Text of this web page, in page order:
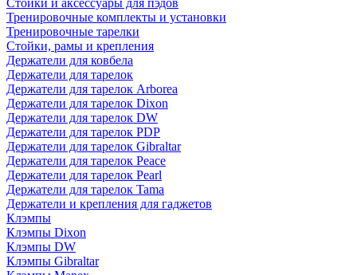
Стойки и аксессуары для пэдов
Тренировочные комплекты и установки
Тренировочные тарелки
Стойки, рамы и крепления
Держатели для ковбела
Держатели для тарелок
Держатели для тарелок Arborea
Держатели для тарелок Dixon
Держатели для тарелок DW
Держатели для тарелок PDP
Держатели для тарелок Gibraltar
Держатели для тарелок Peace
Держатели для тарелок Pearl
Держатели для тарелок Tama
Держатели и крепления для гаджетов
Клэмпы
Клэмпы Dixon
Клэмпы DW
Клэмпы Gibraltar